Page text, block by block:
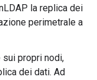
la replica dei
perimetrale a
propri nodi,
dei dati. Ad